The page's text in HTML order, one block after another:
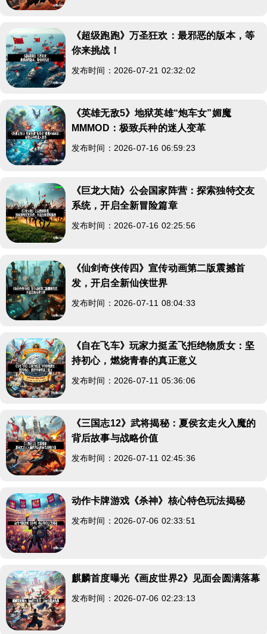
《超级跑跑》万圣狂欢：最邪恶的版本，等
你来挑战！
发布时间：2026-07-21 02:32:02
《英雄无敌5》地狱英雄“炮车女”媚魔
MMMOD：极致兵种的迷人变革
发布时间：2026-07-16 06:59:23
《巨龙大陆》公会国家阵营：探索独特交友
系统，开启全新冒险篇章
发布时间：2026-07-16 02:25:56
《仙剑奇侠传四》宣传动画第二版震撼首
发，开启全新仙侠世界
发布时间：2026-07-11 08:04:33
《自在飞车》玩家力挺孟飞拒绝物质女：坚
持初心，燃烧青春的真正意义
发布时间：2026-07-11 05:36:06
《三国志12》武将揭秘：夏侯玄走火入魔的
背后故事与战略价值
发布时间：2026-07-11 02:45:36
动作卡牌游戏《杀神》核心特色玩法揭秘
发布时间：2026-07-06 02:33:51
麒麟首度曝光《画皮世界2》见面会圆满落幕
发布时间：2026-07-06 02:23:13